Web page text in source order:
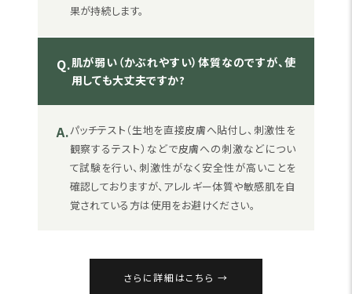
果が持続します。
Q.肌が弱い（かぶれやすい）体質なのですが、使
用しても大丈夫ですか?
A.パッチテスト（生地を直接皮膚へ貼付し、刺激性を
観察するテスト）などで皮膚への刺激などについ
て試験を行い、刺激性がなく安全性が高いことを
確認しておりますが、アレルギー体質や敏感肌を自
覚されている方は使用をお避けください。
さらに詳細はこちら